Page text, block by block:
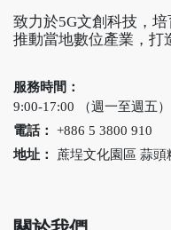
致力於5G文創科技，培
推動當地數位產業，打
服務時間：
9:00-17:00 （週一至週五）
電話： +886 5 3800 910
地址： 蔗埕文化園區 蒜